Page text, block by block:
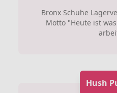
Bronx Schuhe
Motto "Heute ist
Hush